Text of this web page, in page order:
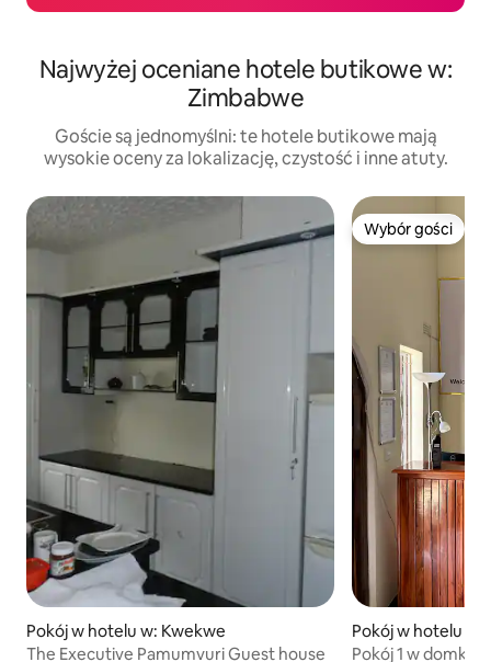
Najwyżej oceniane hotele butikowe w:
Zimbabwe
Goście są jednomyślni: te hotele butikowe mają
wysokie oceny za lokalizację, czystość i inne atuty.
Pokój w hotelu w: Kwekwe
The Executive Pamumvuri Guest house
Wybór gości
Wybór gości
Pokój w hotelu w:
Pokój 1 w domku